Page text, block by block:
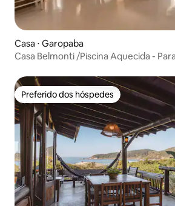
Casa ⋅ Garopaba
Casa Belmonti /Piscina Aquecida -
Preferido dos hóspedes
Preferido dos hóspedes